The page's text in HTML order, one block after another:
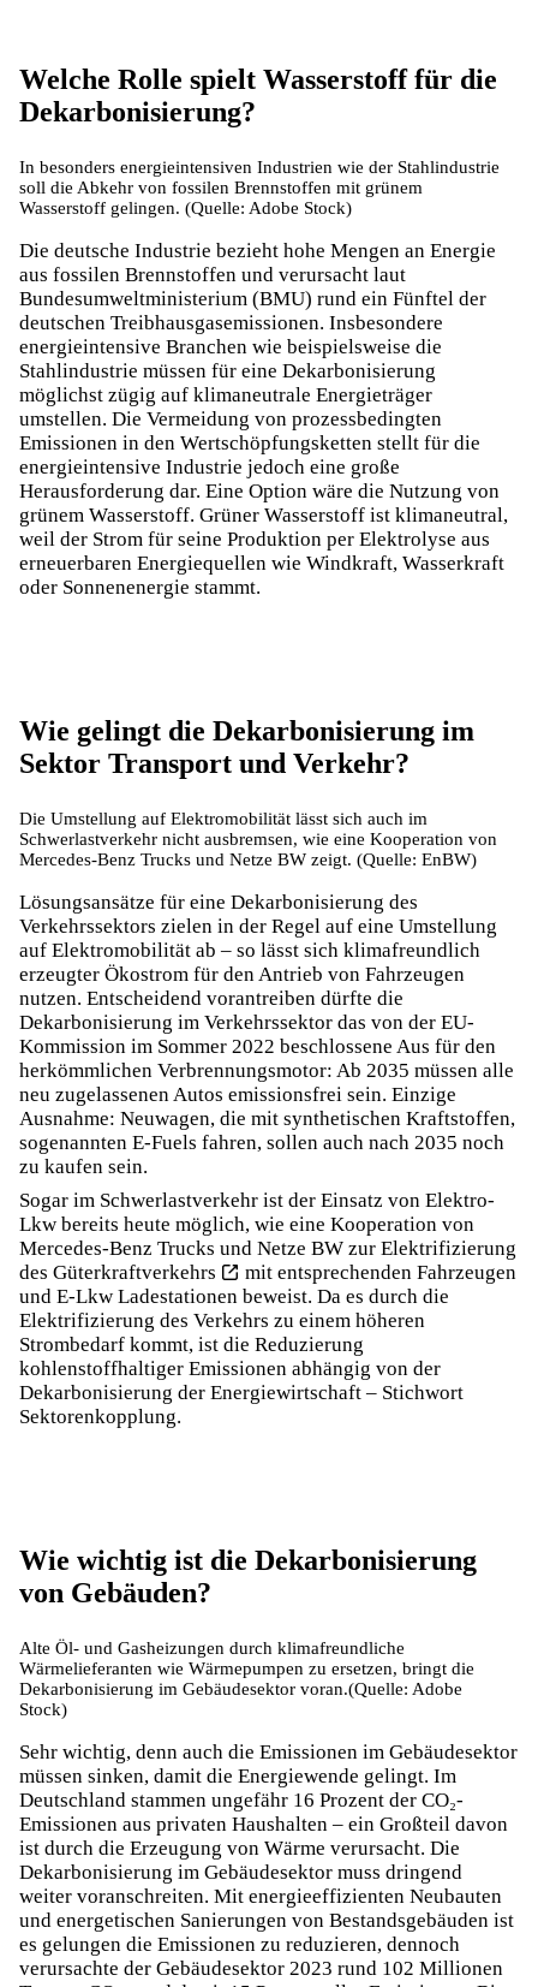
Welche Rolle spielt Wasserstoff für die
Dekarbonisierung?
In besonders energieintensiven Industrien wie der Stahlindustrie
soll die Abkehr von fossilen Brennstoffen mit grünem
Wasserstoff gelingen. (Quelle: Adobe Stock)
Die deutsche Industrie bezieht hohe Mengen an Energie
aus fossilen Brennstoffen und verursacht laut
Bundesumweltministerium (BMU) rund ein Fünftel der
deutschen Treibhausgasemissionen. Insbesondere
energieintensive Branchen wie beispielsweise die
Stahlindustrie müssen für eine Dekarbonisierung
möglichst zügig auf klimaneutrale Energieträger
umstellen. Die Vermeidung von prozessbedingten
Emissionen in den Wertschöpfungsketten stellt für die
energieintensive Industrie jedoch eine große
Herausforderung dar. Eine Option wäre die Nutzung von
grünem Wasserstoff. Grüner Wasserstoff ist klimaneutral,
weil der Strom für seine Produktion per Elektrolyse aus
erneuerbaren Energiequellen wie Windkraft, Wasserkraft
oder Sonnenenergie stammt.
Wie gelingt die Dekarbonisierung im
Sektor Transport und Verkehr?
Die Umstellung auf Elektromobilität lässt sich auch im
Schwerlastverkehr nicht ausbremsen, wie eine Kooperation von
Mercedes-Benz Trucks und Netze BW zeigt. (Quelle: EnBW)
Lösungsansätze für eine Dekarbonisierung des
Verkehrssektors zielen in der Regel auf eine Umstellung
auf Elektromobilität ab – so lässt sich klimafreundlich
erzeugter Ökostrom für den Antrieb von Fahrzeugen
nutzen. Entscheidend vorantreiben dürfte die
Dekarbonisierung im Verkehrssektor das von der EU-
Kommission im Sommer 2022 beschlossene Aus für den
herkömmlichen Verbrennungsmotor: Ab 2035 müssen alle
neu zugelassenen Autos emissionsfrei sein. Einzige
Ausnahme: Neuwagen, die mit synthetischen Kraftstoffen,
sogenannten E-Fuels fahren, sollen auch nach 2035 noch
zu kaufen sein.
Sogar im Schwerlastverkehr ist der Einsatz von Elektro-
Lkw bereits heute möglich, wie eine Kooperation von
Mercedes-Benz Trucks und Netze BW zur Elektrifizierung
des Güterkraftverkehrs
mit entsprechenden Fahrzeugen
und E-Lkw Ladestationen beweist. Da es durch die
Elektrifizierung des Verkehrs zu einem höheren
Strombedarf kommt, ist die Reduzierung
kohlenstoffhaltiger Emissionen abhängig von der
Dekarbonisierung der Energiewirtschaft – Stichwort
Sektorenkopplung.
Wie wichtig ist die Dekarbonisierung
von Gebäuden?
Alte Öl- und Gasheizungen durch klimafreundliche
Wärmelieferanten wie Wärmepumpen zu ersetzen, bringt die
Dekarbonisierung im Gebäudesektor voran.(Quelle: Adobe
Stock)
Sehr wichtig, denn auch die Emissionen im Gebäudesektor
müssen sinken, damit die Energiewende gelingt. Im
Deutschland stammen ungefähr 16 Prozent der CO₂-
Emissionen aus privaten Haushalten – ein Großteil davon
ist durch die Erzeugung von Wärme verursacht. Die
Dekarbonisierung im Gebäudesektor muss dringend
weiter voranschreiten. Mit energieeffizienten Neubauten
und energetischen Sanierungen von Bestandsgebäuden ist
es gelungen die Emissionen zu reduzieren, dennoch
verursachte der Gebäudesektor 2023 rund 102 Millionen